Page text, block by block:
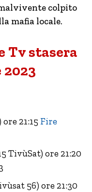
colpito
mafia locale.
Tv stasera
21:15 Fire
TivùSat) ore 21:20
56) ore 21:30